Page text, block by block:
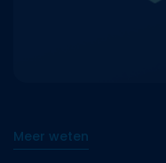
Meer weten